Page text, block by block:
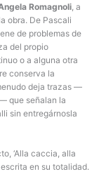
Romagnoli , a
obra. De Pascali
de problemas de
del propio
o a alguna otra
conserva la
deja trazas —
que señalan la
sin entregárnosla
‘Alla caccia, alla
escrita en su totalidad.